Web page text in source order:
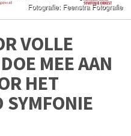
VOLLE
MEE AAN
HET
SYMFONIE